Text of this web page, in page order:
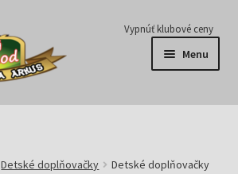
Preskočiť
navigáciu
Preskočiť
obsah
Vypnúť klubové ceny
Menu
Detské doplňovačky
Detské doplňovačky